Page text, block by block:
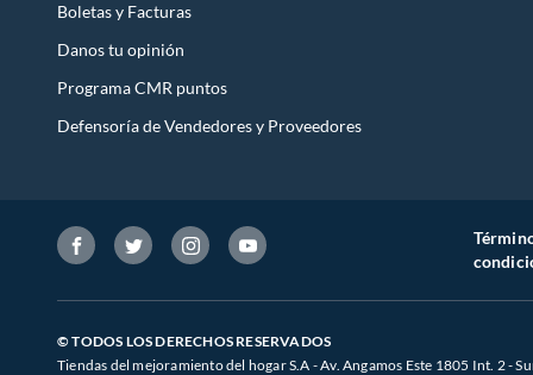
Boletas y Facturas
Danos tu opinión
Programa CMR puntos
Defensoría de Vendedores y Proveedores
© TODOS LOS DERECHOS RESERVADOS
Tiendas del mejoramiento del hogar S.A - Av. Angamos Este 1805 Int. 2 -